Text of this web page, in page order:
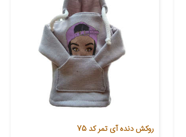
روکش دنده آی تمر کد 75